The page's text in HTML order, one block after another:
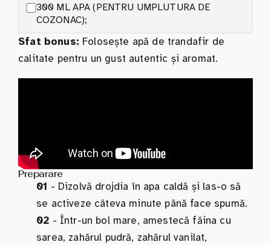
300 ML APA (PENTRU UMPLUTURA DE
COZONAC);
Sfat bonus: Folosește apă de trandafir de
calitate pentru un gust autentic și aromat.
Preparare
01 - Dizolvă drojdia în apa caldă și las-o să
se activeze câteva minute până face spumă.
02 - Într-un bol mare, amestecă făina cu
sarea, zahărul pudră, zahărul vanilat,